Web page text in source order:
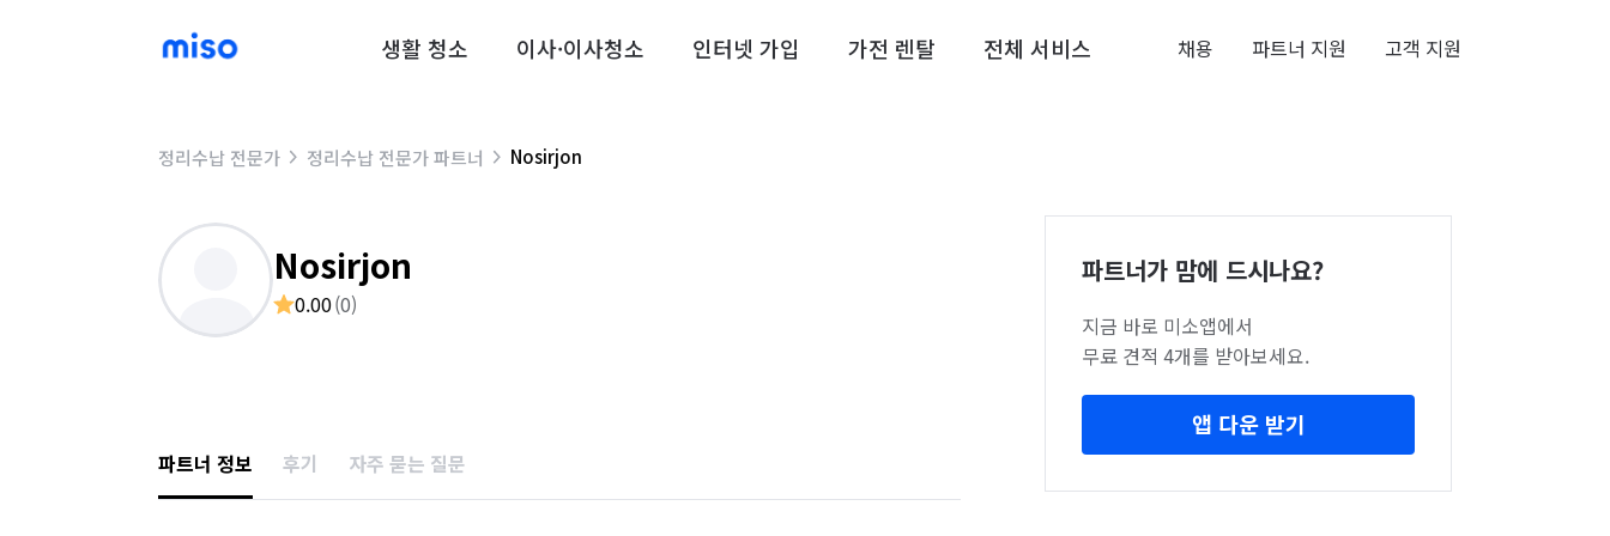
생활 청소 이사·이사청소 인터넷 가입 가전 렌탈 전체 서비스 채용 파트너 지원 고객 지원
정리수납 전문가 정리수납 전문가 파트너 Nosirjon
Nosirjon
0.00(0)
파트너 정보 후기 자주 묻는 질문
파트너가 맘에 드시나요?
지금 바로 미소앱에서
무료 견적 4개를 받아보세요.
앱 다운 받기